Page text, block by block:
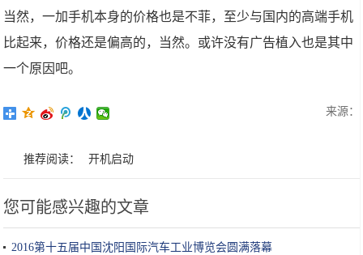
当然，一加手机本身的价格也是不菲，至少与国内的高端手机
比起来，价格还是偏高的，当然。或许没有广告植入也是其中
一个原因吧。
来源：
推荐阅读： 开机启动
您可能感兴趣的文章
2016第十五届中国沈阳国际汽车工业博览会圆满落幕